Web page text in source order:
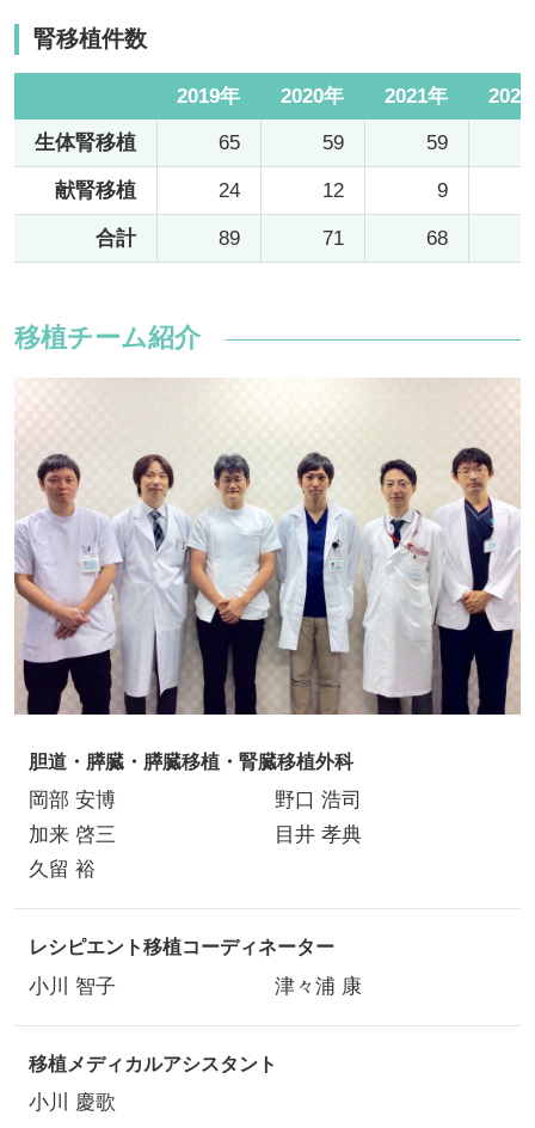
腎移植件数
2019年 2020年 2021年
生体腎移植 65 59 59
献腎移植 24 12 9
合計 89 71 68
移植チーム紹介
胆道・膵臓・膵臓移植・腎臓移植外科
岡部 安博
野口 浩司
加来 啓三
目井 孝典
久留 裕
レシピエント移植コーディネーター
小川 智子 津々浦 康
移植メディカルアシスタント
小川 慶歌